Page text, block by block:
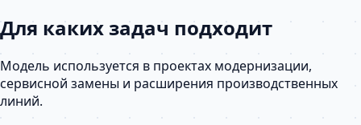
Для каких задач подходит
Модель используется в проектах модернизации,
сервисной замены и расширения производственных
линий.